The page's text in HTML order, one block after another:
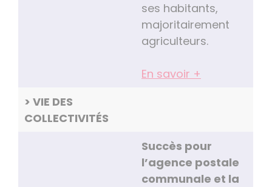
ses habitants,
majoritairement
agriculteurs.
En savoir +
> VIE DES
COLLECTIVITÉS
Succès pour
l’agence postale
communale et la